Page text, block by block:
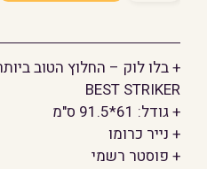
בלו
לוק
-
החלוץ
הטוב
ביותר
BEST STRIKER
+ גודל: 61*91.5 ס"מ
+ נייר כרומו
+ פוסטר רשמי